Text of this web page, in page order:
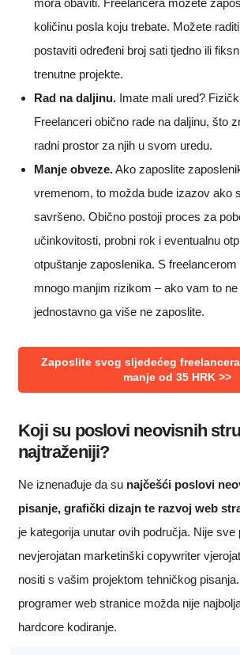
mora obaviti. Freelancera možete
količinu posla koju trebate. Možete
postaviti određeni broj sati tjedno ili
trenutne projekte.
Rad na daljinu. Imate mali ured?
Freelanceri obično rade na daljinu, što
radni prostor za njih u svom uredu.
Manje obveze.Ako zaposlite
vremenom, to možda bude izazov ako
savršeno. Obično postoji proces za
učinkovitosti, probni rok i eventualnu
otpuštanje zaposlenika. S
mnogo manjim rizikom – ako vam to ne
jednostavno ga više ne zaposlite.
Zaposlite svog sljedećeg
manje od 35 HRK >>
Koji su poslovi neovisnih
najtraženiji?
Ne iznenađuje da su najčešći poslovi
pisanje, grafički dizajn te razvoj web
je kategorija unutar ovih područja. Nije sve
nevjerojatan marketinški copywriter
nositi s vašim projektom tehničkog
programer web stranice možda nije
hardcore kodiranje.